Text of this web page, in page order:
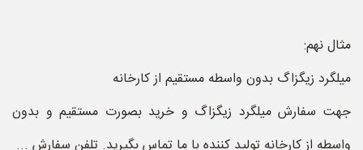
مثال نهم:
میلگرد زیگزاگ بدون واسطه مستقیم از کارخانه
جهت سفارش میلگرد زیگزاگ و خرید بصورت مستقیم و بدون
واسطه از کارخانه تولید کننده با ما تماس بگیرید. تلفن سفارش ...